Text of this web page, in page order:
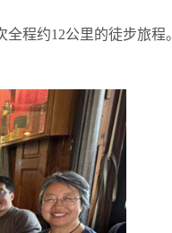
程约12公里的徒步旅程